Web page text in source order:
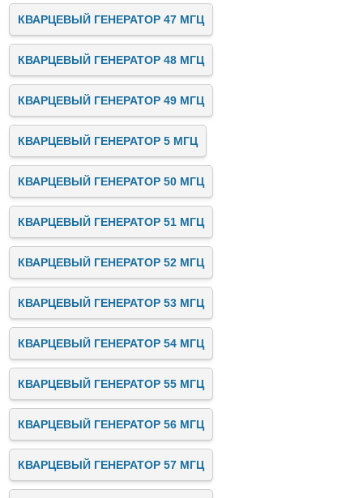
КВАРЦЕВЫЙ ГЕНЕРАТОР 47 МГЦ
КВАРЦЕВЫЙ ГЕНЕРАТОР 48 МГЦ
КВАРЦЕВЫЙ ГЕНЕРАТОР 49 МГЦ
КВАРЦЕВЫЙ ГЕНЕРАТОР 5 МГЦ
КВАРЦЕВЫЙ ГЕНЕРАТОР 50 МГЦ
КВАРЦЕВЫЙ ГЕНЕРАТОР 51 МГЦ
КВАРЦЕВЫЙ ГЕНЕРАТОР 52 МГЦ
КВАРЦЕВЫЙ ГЕНЕРАТОР 53 МГЦ
КВАРЦЕВЫЙ ГЕНЕРАТОР 54 МГЦ
КВАРЦЕВЫЙ ГЕНЕРАТОР 55 МГЦ
КВАРЦЕВЫЙ ГЕНЕРАТОР 56 МГЦ
КВАРЦЕВЫЙ ГЕНЕРАТОР 57 МГЦ